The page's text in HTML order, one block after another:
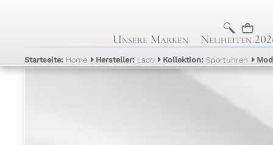
b n
Unsere Marken Neuheiten
Startseite: Home Hersteller: Laco Kollektion:Sportuhren